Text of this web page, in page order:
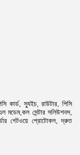
কার্ড, স্যুইচ, রাউটার, পিসি
মডেম,কল সেন্টার সলিউশনস,
গেটওয়ে প্রোটোকল, দ্রুত